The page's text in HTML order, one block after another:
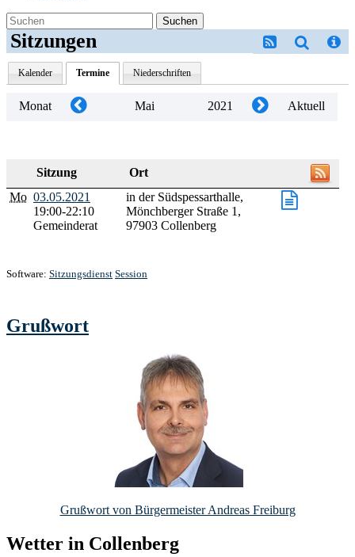
Suchen
Sitzungen
Kalender Termine Niederschriften
Monat Mai 2021 Aktuell
Sitzung
Ort
Mo 03.05.2021
19:00-22:10
Gemeinderat
in der Südspessarthalle,
Mönchberger Straße 1,
97903 Collenberg
Software: Sitzungsdienst Session
Grußwort
Grußwort von Bürgermeister Andreas Freiburg
Wetter in Collenberg